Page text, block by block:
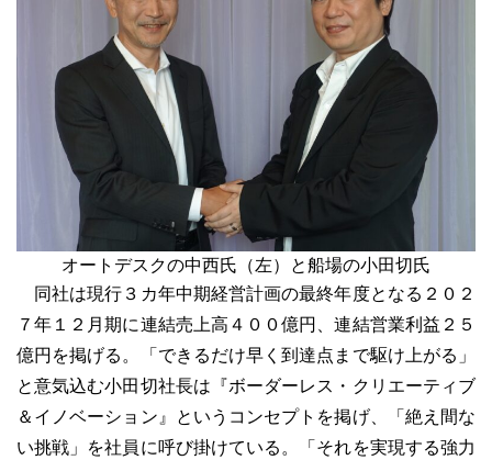
オートデスクの中西氏（左）と船場の小田切氏
同社は現行３カ年中期経営計画の最終年度となる２０２
７年１２月期に連結売上高４００億円、連結営業利益２５
億円を掲げる。「できるだけ早く到達点まで駆け上がる」
と意気込む小田切社長は『ボーダーレス・クリエーティブ
＆イノベーション』というコンセプトを掲げ、「絶え間な
い挑戦」を社員に呼び掛けている。「それを実現する強力